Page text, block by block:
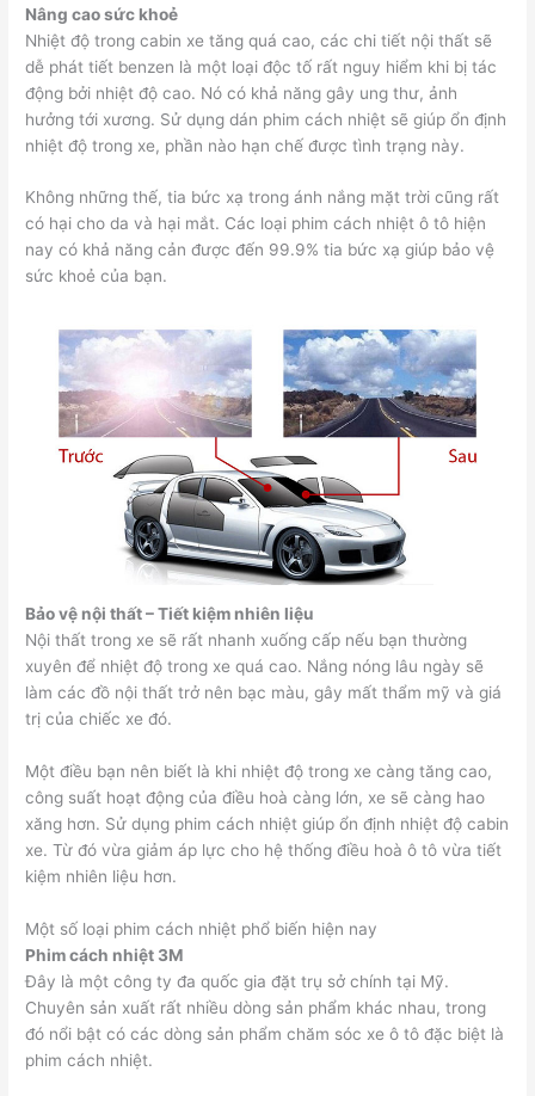
Nâng cao sức khoẻ
Nhiệt độ trong cabin xe tăng quá cao, các chi tiết nội thất sẽ
dễ phát tiết benzen là một loại độc tố rất nguy hiểm khi bị tác
động bởi nhiệt độ cao. Nó có khả năng gây ung thư, ảnh
hưởng tới xương. Sử dụng dán phim cách nhiệt sẽ giúp ổn định
nhiệt độ trong xe, phần nào hạn chế được tình trạng này.
Không những thế, tia bức xạ trong ánh nắng mặt trời cũng rất
có hại cho da và hại mắt. Các loại phim cách nhiệt ô tô hiện
nay có khả năng cản được đến 99.9% tia bức xạ giúp bảo vệ
sức khoẻ của bạn.
Bảo vệ nội thất – Tiết kiệm nhiên liệu
Nội thất trong xe sẽ rất nhanh xuống cấp nếu bạn thường
xuyên để nhiệt độ trong xe quá cao. Nắng nóng lâu ngày sẽ
làm các đồ nội thất trở nên bạc màu, gây mất thẩm mỹ và giá
trị của chiếc xe đó.
Một điều bạn nên biết là khi nhiệt độ trong xe càng tăng cao,
công suất hoạt động của điều hoà càng lớn, xe sẽ càng hao
xăng hơn. Sử dụng phim cách nhiệt giúp ổn định nhiệt độ cabin
xe. Từ đó vừa giảm áp lực cho hệ thống điều hoà ô tô vừa tiết
kiệm nhiên liệu hơn.
Một số loại phim cách nhiệt phổ biến hiện nay
Phim cách nhiệt 3M
Đây là một công ty đa quốc gia đặt trụ sở chính tại Mỹ.
Chuyên sản xuất rất nhiều dòng sản phẩm khác nhau, trong
đó nổi bật có các dòng sản phẩm chăm sóc xe ô tô đặc biệt là
phim cách nhiệt.